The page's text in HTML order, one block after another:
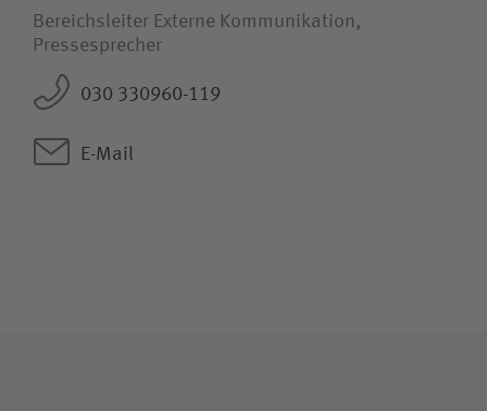
Bereichsleiter Externe Kommunikation,
Pressesprecher
030 330960-119
E-Mail